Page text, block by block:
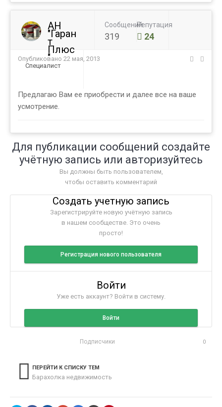
АН
"Гаран
т
Плюс
"
Специалист
Сообщений
319
Репутация
24
Опубликовано 22 мая, 2013
Предлагаю Вам ее приобрести и далее все на ваше
усмотрение.
Для публикации сообщений создайте
учётную запись или авторизуйтесь
Вы должны быть пользователем,
чтобы оставить комментарий
Создать учетную запись
Зарегистрируйте новую учётную запись
в нашем сообществе. Это очень
просто!
Регистрация нового пользователя
Войти
Уже есть аккаунт? Войти в систему.
Войти
Подписчики 0
ПЕРЕЙТИ К СПИСКУ ТЕМ
Барахолка недвижимость